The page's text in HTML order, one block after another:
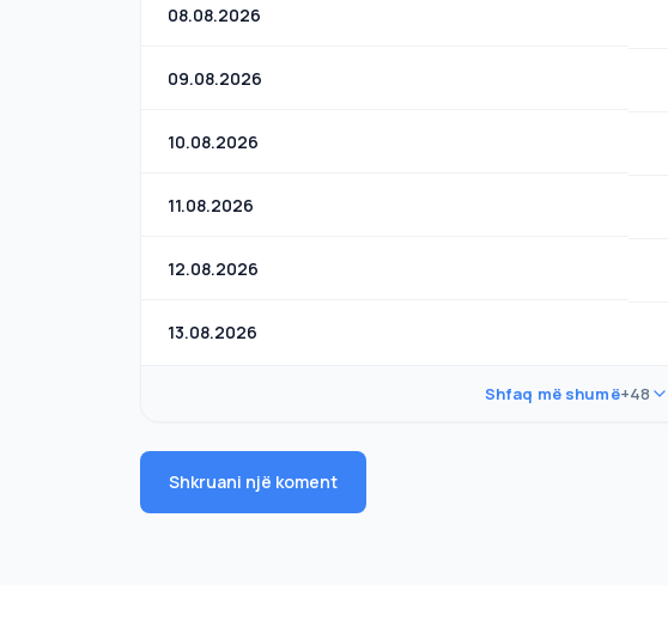
08.08.2026
09.08.2026
10.08.2026
11.08.2026
12.08.2026
13.08.2026
Shfaq më shumë+48
Shkruani një koment